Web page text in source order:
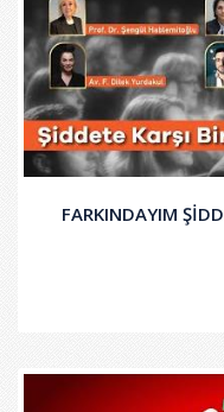
FARKINDAYIM